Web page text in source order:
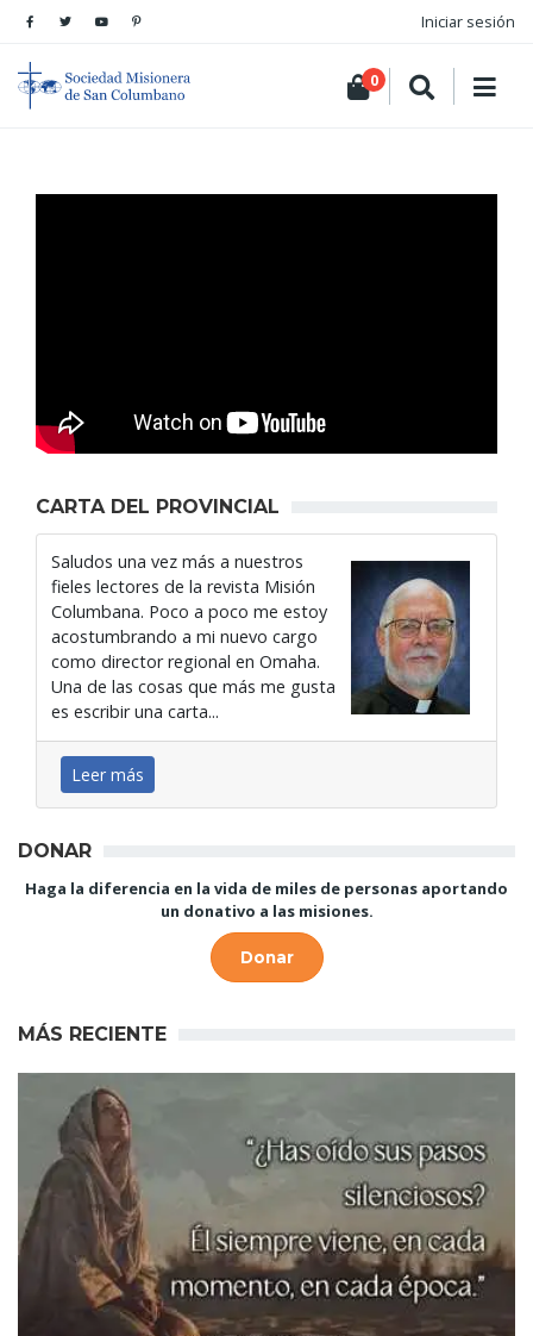
Iniciar sesión
0
CARTA DEL PROVINCIAL
Saludos una vez más a nuestros
fieles lectores de la revista Misión
Columbana. Poco a poco me estoy
acostumbrando a mi nuevo cargo
como director regional en Omaha.
Una de las cosas que más me gusta
es escribir una carta...
Leer más
DONAR
Haga la diferencia en la vida de miles de personas aportando
un donativo a las misiones.
Donar
MÁS RECIENTE